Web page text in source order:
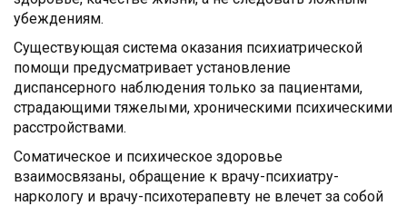
убеждениям.
Существующая система оказания психиатрической
помощи предусматривает установление
диспансерного наблюдения только за пациентами,
страдающими тяжелыми, хроническими психическими
расстройствами.
Соматическое и психическое здоровье
взаимосвязаны, обращение к врачу-психиатру-
наркологу и врачу-психотерапевту не влечет за собой